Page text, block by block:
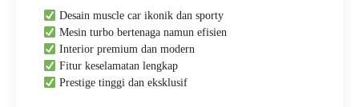
Desain muscle car ikonik dan sporty
Mesin turbo bertenaga namun efisien
Interior premium dan modern
Fitur keselamatan lengkap
Prestige tinggi dan eksklusif